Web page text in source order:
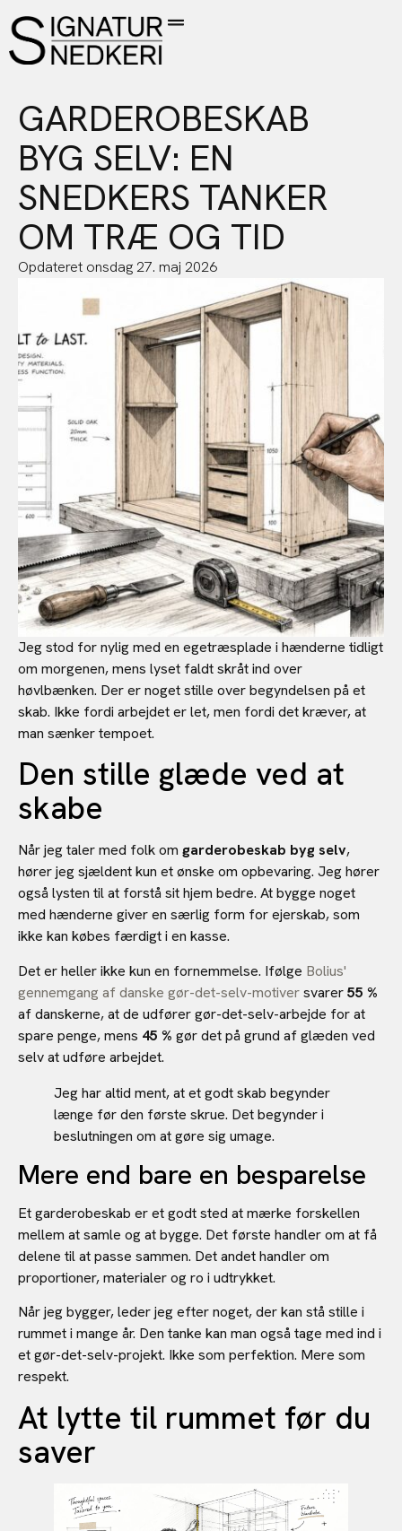
GARDEROBESKAB
BYG SELV: EN
SNEDKERS TANKER
OM TRÆ OG TID
Opdateret onsdag 27. maj 2026
Jeg stod for nylig med en egetræsplade i hænderne tidligt
om morgenen, mens lyset faldt skråt ind over
høvlbænken. Der er noget stille over begyndelsen på et
skab. Ikke fordi arbejdet er let, men fordi det kræver, at
man sænker tempoet.
Den stille glæde ved at
skabe
Når jeg taler med folk om garderobeskab byg selv,
hører jeg sjældent kun et ønske om opbevaring. Jeg hører
også lysten til at forstå sit hjem bedre. At bygge noget
med hænderne giver en særlig form for ejerskab, som
ikke kan købes færdigt i en kasse.
Det er heller ikke kun en fornemmelse. Ifølge Bolius'
gennemgang af danske gør-det-selv-motiversvarer55 %
af danskerne, at de udfører gør-det-selv-arbejde for at
spare penge, mens 45 % gør det på grund af glæden ved
selv at udføre arbejdet.
Jeg har altid ment, at et godt skab begynder
længe før den første skrue. Det begynder i
beslutningen om at gøre sig umage.
Mere end bare en besparelse
Et garderobeskab er et godt sted at mærke forskellen
mellem at samle og at bygge. Det første handler om at få
delene til at passe sammen. Det andet handler om
proportioner, materialer og ro i udtrykket.
Når jeg bygger, leder jeg efter noget, der kan stå stille i
rummet i mange år. Den tanke kan man også tage med ind i
et gør-det-selv-projekt. Ikke som perfektion. Mere som
respekt.
At lytte til rummet før du
saver